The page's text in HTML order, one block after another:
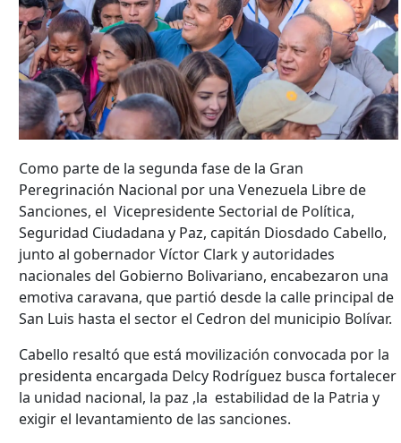
Como parte de la segunda fase de la Gran
Peregrinación Nacional por una Venezuela Libre de
Sanciones, el Vicepresidente Sectorial de Política,
Seguridad Ciudadana y Paz, capitán Diosdado Cabello,
junto al gobernador Víctor Clark y autoridades
nacionales del Gobierno Bolivariano, encabezaron una
emotiva caravana, que partió desde la calle principal de
San Luis hasta el sector el Cedron del municipio Bolívar.
Cabello resaltó que está movilización convocada por la
presidenta encargada Delcy Rodríguez busca fortalecer
la unidad nacional, la paz ,la estabilidad de la Patria y
exigir el levantamiento de las sanciones.